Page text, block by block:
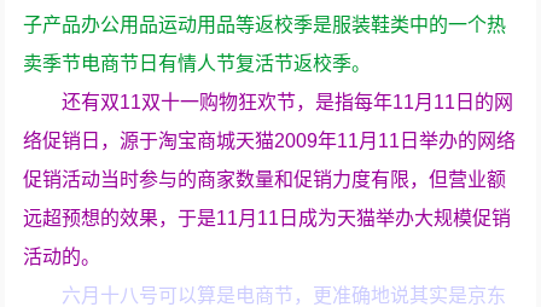
子产品办公用品运动用品等返校季是服装鞋类中的一个热
卖季节电商节日有情人节复活节返校季。
还有双11双十一购物狂欢节，是指每年11月11日的网
络促销日，源于淘宝商城天猫2009年11月11日举办的网络
促销活动当时参与的商家数量和促销力度有限，但营业额
远超预想的效果，于是11月11日成为天猫举办大规模促销
活动的。
六月十八号可以算是电商节，更准确地说其实是京东